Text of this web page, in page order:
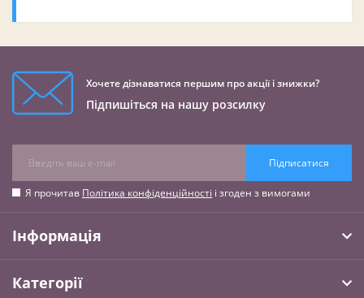
Хочете дізнаватися першим про акції і знижки?
Підпишіться на нашу розсилку
Підписатися
Я прочитав Політика конфіденційності і згоден з вимогами
Інформація
Категорії